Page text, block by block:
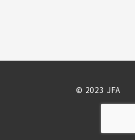
© 2023 JFA